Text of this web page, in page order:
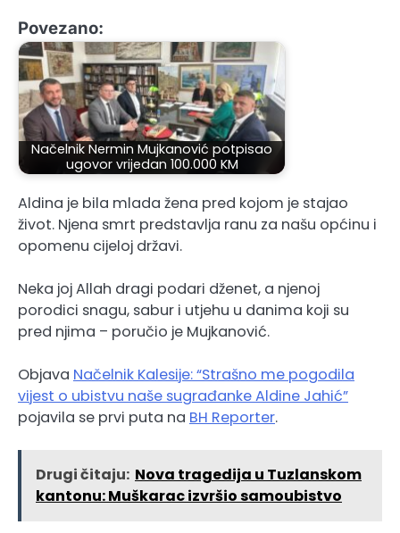
Povezano:
Načelnik Nermin Mujkanović potpisao
ugovor vrijedan 100.000 KM
Aldina je bila mlada žena pred kojom je stajao
život. Njena smrt predstavlja ranu za našu općinu i
opomenu cijeloj državi.
Neka joj Allah dragi podari dženet, a njenoj
porodici snagu, sabur i utjehu u danima koji su
pred njima – poručio je Mujkanović.
Objava Načelnik Kalesije: “Strašno me pogodila
vijest o ubistvu naše sugrađanke Aldine Jahić”
pojavila se prvi puta na BH Reporter.
Drugi čitaju: Nova tragedija u Tuzlanskom
kantonu: Muškarac izvršio samoubistvo